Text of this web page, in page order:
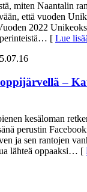
miten Naantalin
että vuoden
2022
… [ Lue
–
kesäloman
perustin
ja sen rantojen
lähteä oppaaksi… [